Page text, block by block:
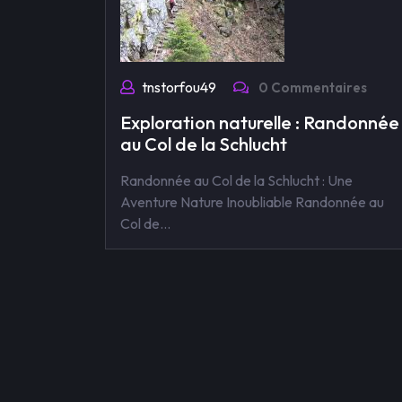
tnstorfou49 0 Commentaires
Exploration naturelle : Randonnée
au Col de la Schlucht
Randonnée au Col de la Schlucht : Une
Aventure Nature Inoubliable Randonnée au
Col de…